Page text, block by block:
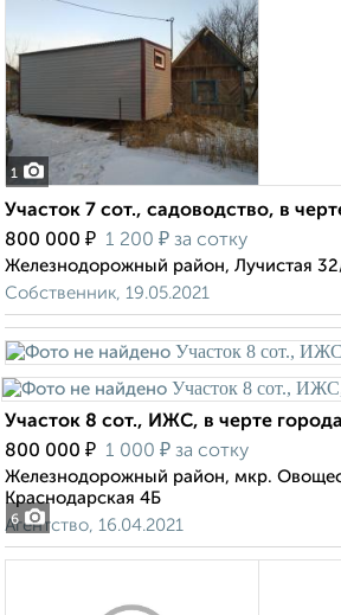
1
Участок 7 сот., садоводство, в
800 000 ₽ 1 200 ₽ за сотку
Железнодорожный район, Лучистая
Собственник, 19.05.2021
6
Участок 8 сот., ИЖС, в черте города
800 000 ₽ 1 000 ₽ за сотку
Железнодорожный район, мкр.
Краснодарская 4Б
Агентство, 16.04.2021